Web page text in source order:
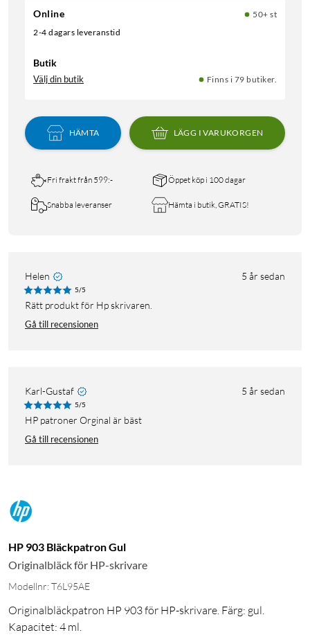
Online
50+ st
2-4 dagars leveranstid
Butik
Välj din butik Finns i 79 butiker.
HÄMTA LÄGG I VARUKORGEN
Fri frakt från 599:- Öppet köp i 100 dagar
Snabba leveranser Hämta i butik, GRATIS!
Helen 5 år sedan
5/5
Rätt produkt för Hp skrivaren.
Gå till recensionen
Karl-Gustaf 5 år sedan
5/5
HP patroner Orginal är bäst
Gå till recensionen
HP 903 Bläckpatron Gul
Originalbläck för HP-skrivare
Modellnr: T6L95AE
Originalbläckpatron HP 903 för HP-skrivare. Färg: gul.
Kapacitet: 4 ml.